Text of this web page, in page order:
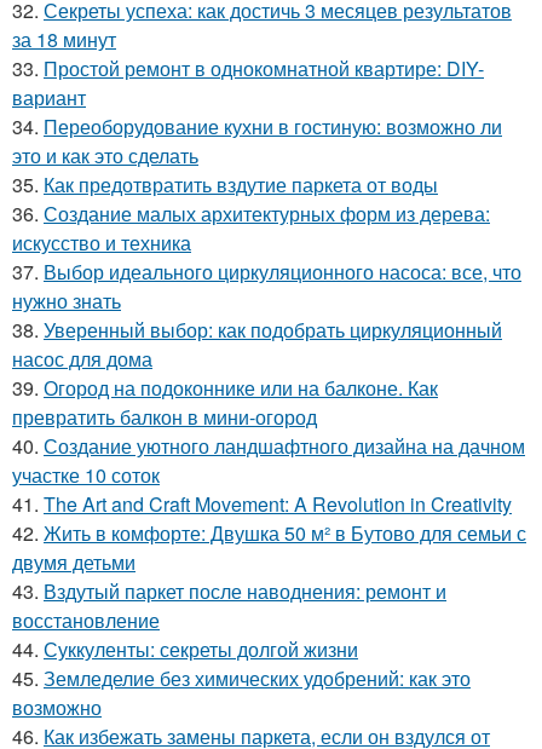
32. Секреты успеха: как достичь 3 месяцев результатов
за 18 минут
33. Простой ремонт в однокомнатной квартире: DIY-
вариант
34. Переоборудование кухни в гостиную: возможно ли
это и как это сделать
35. Как предотвратить вздутие паркета от воды
36. Создание малых архитектурных форм из дерева:
искусство и техника
37. Выбор идеального циркуляционного насоса: все, что
нужно знать
38. Уверенный выбор: как подобрать циркуляционный
насос для дома
39. Огород на подоконнике или на балконе. Как
превратить балкон в мини-огород
40. Создание уютного ландшафтного дизайна на дачном
участке 10 соток
41. The Art and Craft Movement: A Revolution in Creativity
42. Жить в комфорте: Двушка 50 м² в Бутово для семьи с
двумя детьми
43. Вздутый паркет после наводнения: ремонт и
восстановление
44. Суккуленты: секреты долгой жизни
45. Земледелие без химических удобрений: как это
возможно
46. Как избежать замены паркета, если он вздулся от